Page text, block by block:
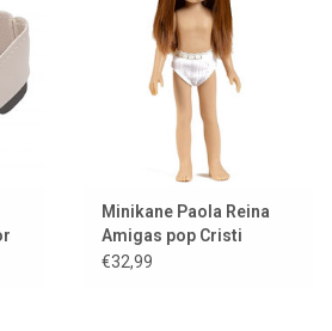
Minikane Paola Reina
Amigas pop Cristi
€32,99